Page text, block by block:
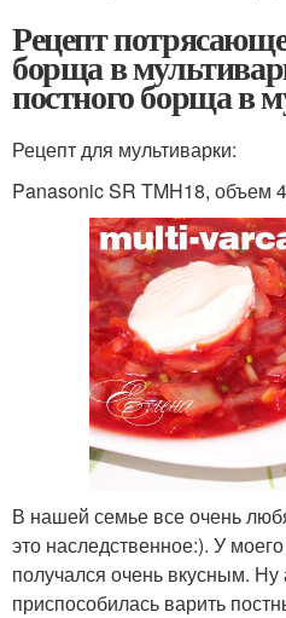
Рецепт
борща в
постного борща в
Рецепт для мультиварки:
Panasonic SR TMH18, объем
В нашей семье все очень
это наследственное:). У
получался очень вкусным. Ну
приспособилась варить